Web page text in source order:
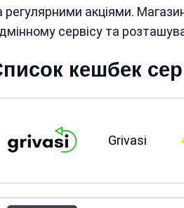
регулярними акціями.
сервісу та
кешбек
Grivasi